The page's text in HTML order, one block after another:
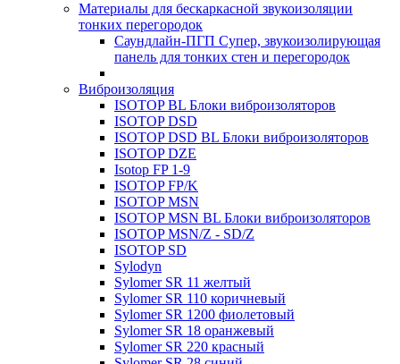
Материалы для бескаркасной звукоизоляции
тонких перегородок
Саундлайн-ПГП Супер, звукоизолирующая
панель для тонких стен и перегородок
Виброизоляция
ISOTOP BL Блоки виброизоляторов
ISOTOP DSD
ISOTOP DSD BL Блоки виброизоляторов
ISOTOP DZE
Isotop FP 1-9
ISOTOP FP/K
ISOTOP MSN
ISOTOP MSN BL Блоки виброизоляторов
ISOTOP MSN/Z - SD/Z
ISOTOP SD
Sylodyn
Sylomer SR 11 желтый
Sylomer SR 110 коричневый
Sylomer SR 1200 фиолетовый
Sylomer SR 18 оранжевый
Sylomer SR 220 красный